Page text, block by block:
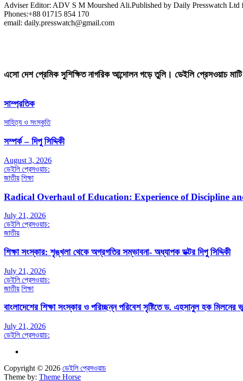
Adviser Editor: ADV S M Mourshed Ali.Published by Daily Presswatch Ltd
Phones:+88 01715 854 170
email: daily.presswatch@gmail.com
এসো দেশ প্রেমিক সুশিক্ষিত নাগরিক আন্দোলন গড়ে তুলি। ডেইলি প্রেসওয়াচ
সাম্প্রতিক
সাহিত্য ও সংস্কৃতি
সম্পর্ক – দিপু সিদ্দিকী
August 3, 2026
ডেইলি প্রেসওয়াচ:
জাতীয় শিক্ষা
Radical Overhaul of Education: Experience of Discipline
July 21, 2026
ডেইলি প্রেসওয়াচ:
জাতীয়
শিক্ষা সংস্কার: শৃঙ্খলা থেকে অগ্রগতির সম্ভাবনা- অধ্যাপক ডক্টর দিপু সিদ্দিকী
July 21, 2026
ডেইলি প্রেসওয়াচ:
জাতীয় শিক্ষা
বাংলাদেশের শিক্ষা সংস্কার ও পরিচ্ছন্ন পরিবেশ সৃষ্টিতে ড. এহসানুল হক মিলনের
July 21, 2026
ডেইলি প্রেসওয়াচ:
Copyright © 2026 ডেইলি প্রেসওয়াচ
Theme by: Theme Horse